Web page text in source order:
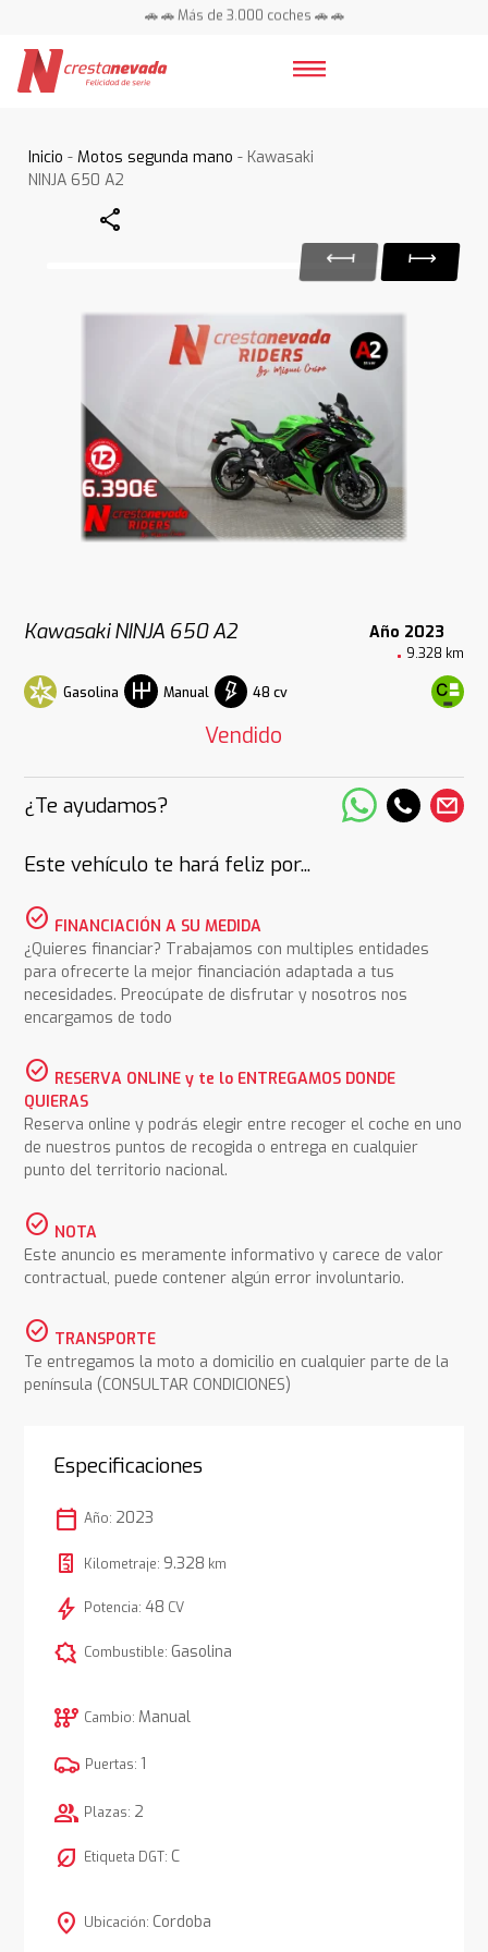
🚗 🚗 Más de 3.000 coches 🚗 🚗
Inicio -Motos segunda mano - Kawasaki
NINJA 650 A2
Share
Kawasaki NINJA 650 A2 Año 2023
9.328 km
Gasolina Manual 48 cv
Vendido
¿Te ayudamos?
Este vehículo te hará feliz por...
check_circle FINANCIACIÓN A SU MEDIDA
¿Quieres financiar? Trabajamos con multiples entidades
para ofrecerte la mejor financiación adaptada a tus
necesidades. Preocúpate de disfrutar y nosotros nos
encargamos de todo
check_circle RESERVA ONLINE y te lo ENTREGAMOS DONDE
QUIERAS
Reserva online y podrás elegir entre recoger el coche en uno
de nuestros puntos de recogida o entrega en cualquier
punto del territorio nacional.
check_circle NOTA
Este anuncio es meramente informativo y carece de valor
contractual, puede contener algún error involuntario.
check_circle TRANSPORTE
Te entregamos la moto a domicilio en cualquier parte de la
península (CONSULTAR CONDICIONES)
Especificaciones
calendar_today Año: 2023
Kilometraje: 9.328 km
bolt Potencia: 48 CV
comic_bubble Combustible: Gasolina
auto_transmission Cambio: Manual
Puertas: 1
group Plazas: 2
nest_eco_leaf Etiqueta DGT: C
location_on Ubicación: Cordoba